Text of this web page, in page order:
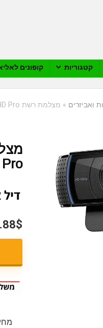
קטגוריות קופונים
ואביזרים » מצלמת רשת Logitech C920 HD Pro עם מיקרופון מובנה
Pro עם מיקרופון מובנה
/ 207₪